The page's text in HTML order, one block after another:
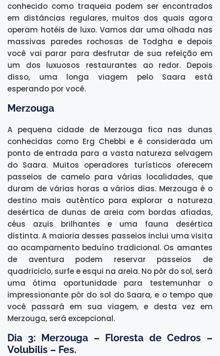
conhecido como traqueia podem ser encontrados
em distâncias regulares, muitos dos quais agora
operam hotéis de luxo. Vamos dar uma olhada nas
massivas paredes rochosas de Todgha e depois
você vai parar para desfrutar de sua refeição em
um dos luxuosos restaurantes ao redor. Depois
disso, uma longa viagem pelo Saara está
esperando por você.
Merzouga
A pequena cidade de Merzouga fica nas dunas
conhecidas como Erg Chebbi e é considerada um
ponto de entrada para a vasta natureza selvagem
do Saara. Muitos operadores turísticos oferecem
passeios de camelo para várias localidades, que
duram de várias horas a vários dias. Merzouga é o
destino mais autêntico para explorar a natureza
desértica de dunas de areia com bordas afiadas,
céus azuis brilhantes e uma fauna desértica
distinta. A maioria desses passeios inclui uma visita
ao acampamento beduíno tradicional. Os amantes
de aventura podem reservar passeios de
quadriciclo, surfe e esqui na areia. No pôr do sol, será
uma ótima oportunidade para testemunhar o
impressionante pôr do sol do Saara, e o tempo que
você passará em sua viagem, e desta vez em
Merzouga, será excepcional.
Dia 3: Merzouga – Floresta de Cedros –
Volubilis – Fes.